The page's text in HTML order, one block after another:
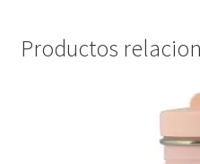
Productos